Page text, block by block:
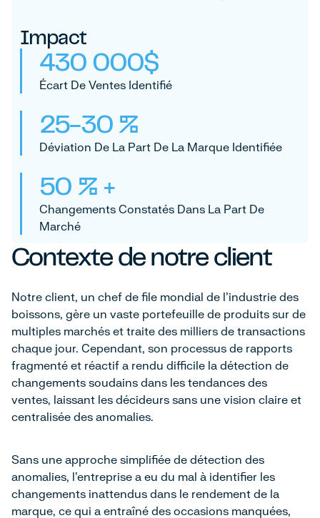
Impact
430 000$
Écart De Ventes Identifié
25-30 %
Déviation De La Part De La Marque Identifiée
50 % +
Changements Constatés Dans La Part De
Marché
Contexte de notre client
Notre client, un chef de file mondial de l'industrie des
boissons, gère un vaste portefeuille de produits sur de
multiples marchés et traite des milliers de transactions
chaque jour. Cependant, son processus de rapports
fragmenté et réactif a rendu difficile la détection de
changements soudains dans les tendances des
ventes, laissant les décideurs sans une vision claire et
centralisée des anomalies.
Sans une approche simplifiée de détection des
anomalies, l'entreprise a eu du mal à identifier les
changements inattendus dans le rendement de la
marque, ce qui a entraîné des occasions manquées,